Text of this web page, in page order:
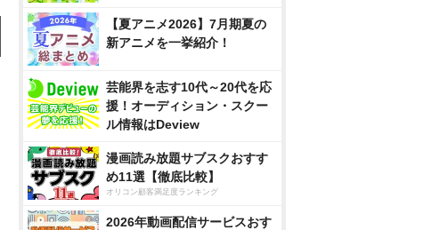
【夏アニメ2026】7月期夏の
新アニメを一挙紹介！
芸能界を志す10代～20代を応
援！オーディション・スクー
ル情報はDeview
漫画読み放題サブスクおすす
め11選【徹底比較】
オリコン顧客満足度ランキング
2026年動画配信サービスおす